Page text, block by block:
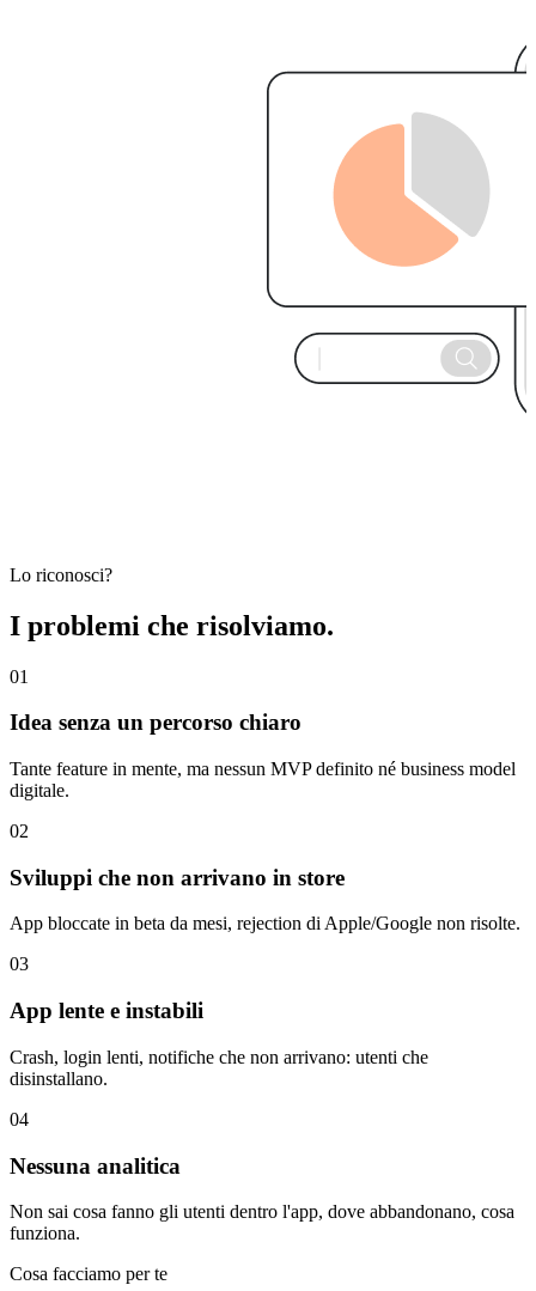
Lo riconosci?
I problemi che risolviamo.
01
Idea senza un percorso chiaro
Tante feature in mente, ma nessun MVP definito né business model
digitale.
02
Sviluppi che non arrivano in store
App bloccate in beta da mesi, rejection di Apple/Google non risolte.
03
App lente e instabili
Crash, login lenti, notifiche che non arrivano: utenti che
disinstallano.
04
Nessuna analitica
Non sai cosa fanno gli utenti dentro l'app, dove abbandonano, cosa
funziona.
Cosa facciamo per te